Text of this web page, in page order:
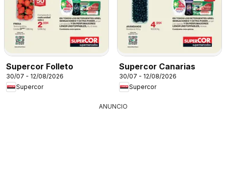
Supercor Folleto
30/07 - 12/08/2026
Supercor
Supercor Canarias
30/07 - 12/08/2026
Supercor
ANUNCIO